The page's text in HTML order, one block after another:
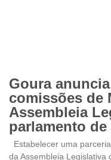
Goura
comissões de
Assembleia
parlamento
Estabelecer uma
da Assembleia Legislativa